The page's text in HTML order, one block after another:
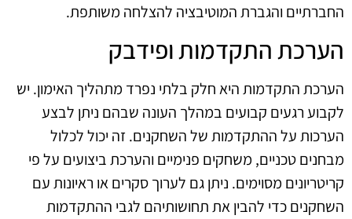
החברתיים והגברת המוטיבציה להצלחה משותפת.
הערכת התקדמות ופידבק
הערכת התקדמות היא חלק בלתי נפרד מתהליך האימון. יש
לקבוע רגעים קבועים במהלך העונה שבהם ניתן לבצע
הערכות על ההתקדמות של השחקנים. זה יכול לכלול
מבחנים טכניים, משחקים פנימיים והערכת ביצועים על פי
קריטריונים מסוימים. ניתן גם לערוך סקרים או ראיונות עם
השחקנים כדי להבין את תחושותיהם לגבי ההתקדמות